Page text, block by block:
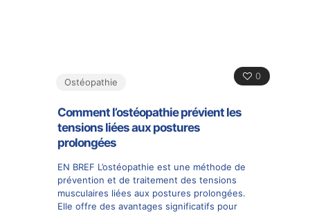
0
Ostéopathie
Comment l’ostéopathie prévient les
tensions liées aux postures
prolongées
EN BREF L’ostéopathie est une méthode de
prévention et de traitement des tensions
musculaires liées aux postures prolongées.
Elle offre des avantages significatifs pour